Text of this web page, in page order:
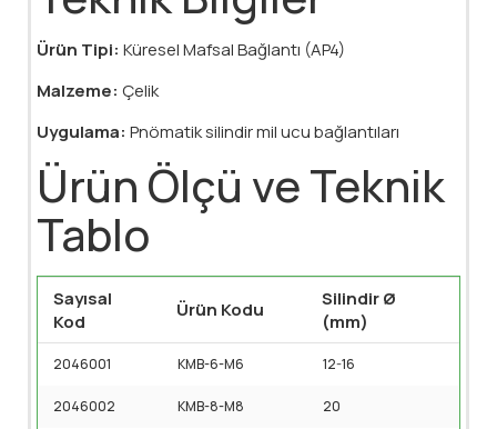
Ürün Tipi: Küresel Mafsal Bağlantı (AP4)
Malzeme: Çelik
Uygulama: Pnömatik silindir mil ucu bağlantıları
Ürün Ölçü ve Teknik
Tablo
Sayısal
Kod
Ürün Kodu
Silindir Ø
(mm)
2046001 KMB-6-M6 12-16
2046002 KMB-8-M8 20